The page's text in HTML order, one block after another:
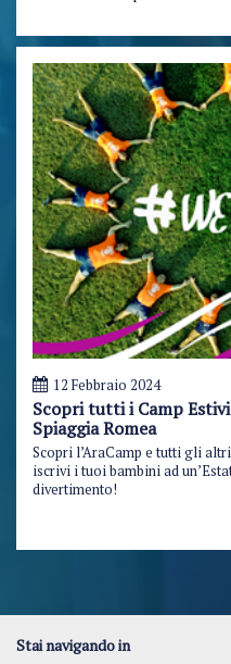
12 Febbraio 2024
Scopri tutti i Camp
Spiaggia Romea
Scopri l’AraCamp e tutti gli
iscrivi i tuoi bambini ad
divertimento!
Stai navigando in